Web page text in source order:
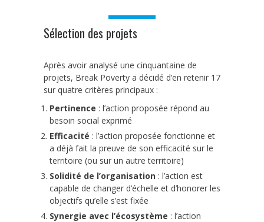
Sélection des projets
Après avoir analysé une cinquantaine de
projets, Break Poverty a décidé d’en retenir 17
sur quatre critères principaux :
Pertinence : l’action proposée répond au
besoin social exprimé
Efficacité : l’action proposée fonctionne et
a déjà fait la preuve de son efficacité sur le
territoire (ou sur un autre territoire)
Solidité de l’organisation : l’action est
capable de changer d’échelle et d’honorer les
objectifs qu’elle s’est fixée
Synergie avec l’écosystème : l’action